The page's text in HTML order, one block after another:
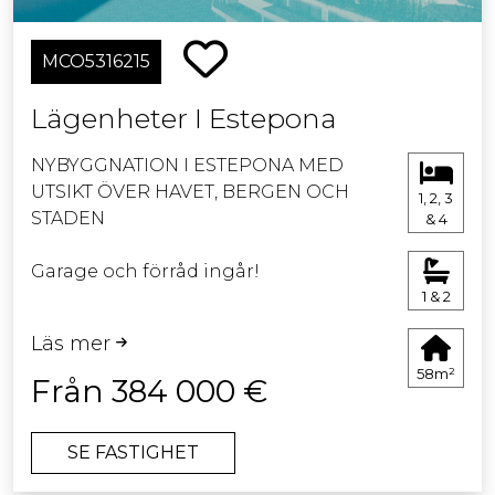
MCO5316215
Lägenheter I Estepona
NYBYGGNATION I ESTEPONA MED
UTSIKT ÖVER HAVET, BERGEN OCH
STADEN
Garage och förråd ingår!
bostadsområde i Estepona nära
affärer, stormarknader, restauranger,
idrottsplatser, hälsocenter och skolor.
Lägenheterna har ett fantastiskt läge
Läs mer
Från 384 000 €
SE FASTIGHET
1, 2, 3
& 4
1 & 2
58m²